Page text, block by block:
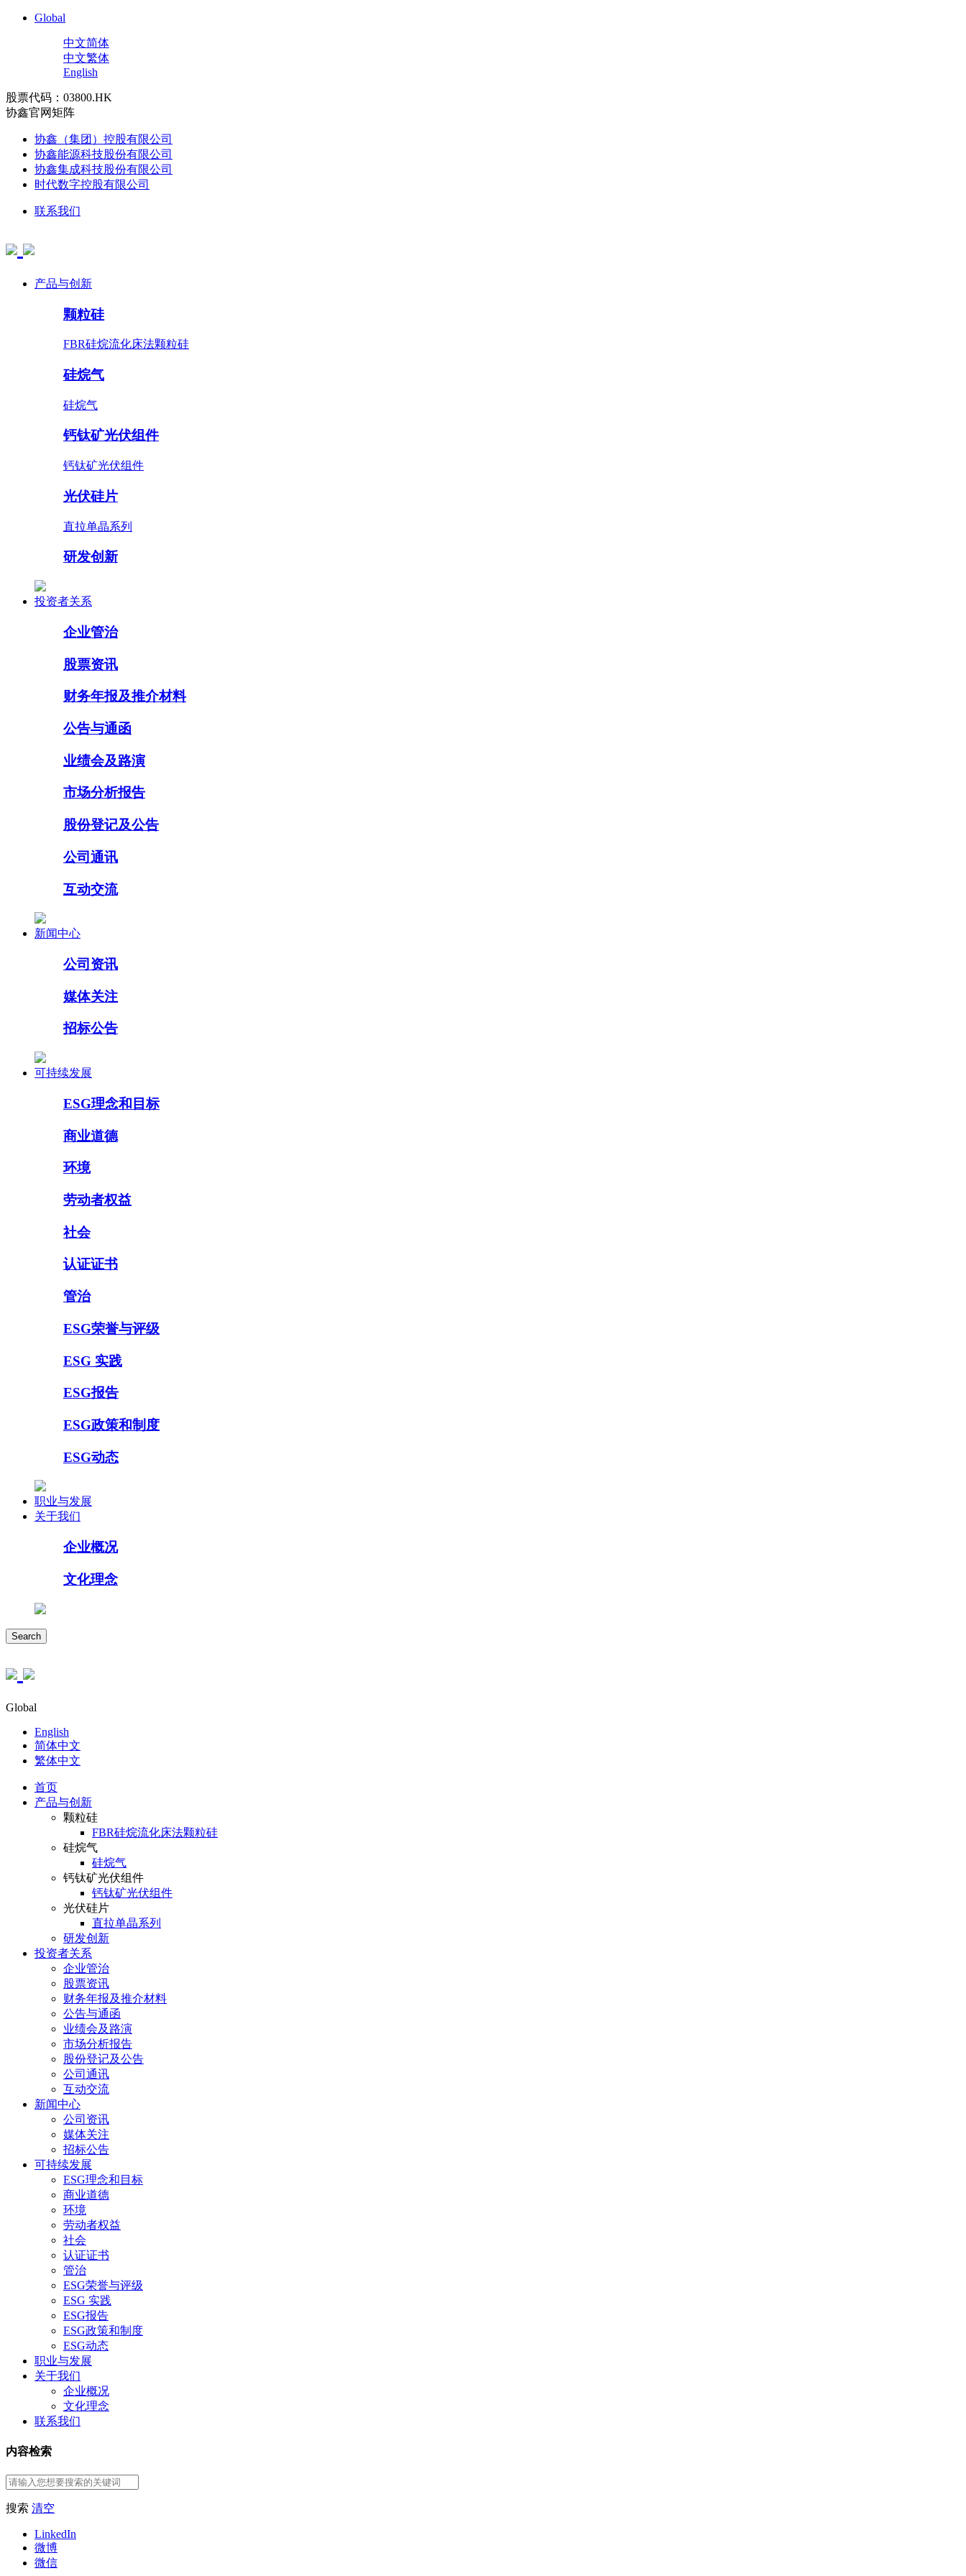
Global
中文简体
中文繁体
English
股票代码：03800.HK
协鑫官网矩阵
协鑫（集团）控股有限公司
协鑫能源科技股份有限公司
协鑫集成科技股份有限公司
时代数字控股有限公司
联系我们
产品与创新
颗粒硅
FBR硅烷流化床法颗粒硅
硅烷气
硅烷气
钙钛矿光伏组件
钙钛矿光伏组件
光伏硅片
直拉单晶系列
研发创新
投资者关系
企业管治
股票资讯
财务年报及推介材料
公告与通函
业绩会及路演
市场分析报告
股份登记及公告
公司通讯
互动交流
新闻中心
公司资讯
媒体关注
招标公告
可持续发展
ESG理念和目标
商业道德
环境
劳动者权益
社会
认证证书
管治
ESG荣誉与评级
ESG 实践
ESG报告
ESG政策和制度
ESG动态
职业与发展
关于我们
企业概况
文化理念
Search
Global
English
简体中文
繁体中文
首页
产品与创新
颗粒硅
FBR硅烷流化床法颗粒硅
硅烷气
硅烷气
钙钛矿光伏组件
钙钛矿光伏组件
光伏硅片
直拉单晶系列
研发创新
投资者关系
企业管治
股票资讯
财务年报及推介材料
公告与通函
业绩会及路演
市场分析报告
股份登记及公告
公司通讯
互动交流
新闻中心
公司资讯
媒体关注
招标公告
可持续发展
ESG理念和目标
商业道德
环境
劳动者权益
社会
认证证书
管治
ESG荣誉与评级
ESG 实践
ESG报告
ESG政策和制度
ESG动态
职业与发展
关于我们
企业概况
文化理念
联系我们
内容检索
搜索 清空
LinkedIn
微博
微信